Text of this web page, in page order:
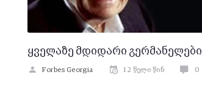
ყველაზე მდიდარი გერმანელები
Forbes Georgia 12 წელი წინ 0